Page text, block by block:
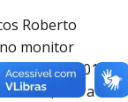
Roberto
monitor
21112011
2001, sob a